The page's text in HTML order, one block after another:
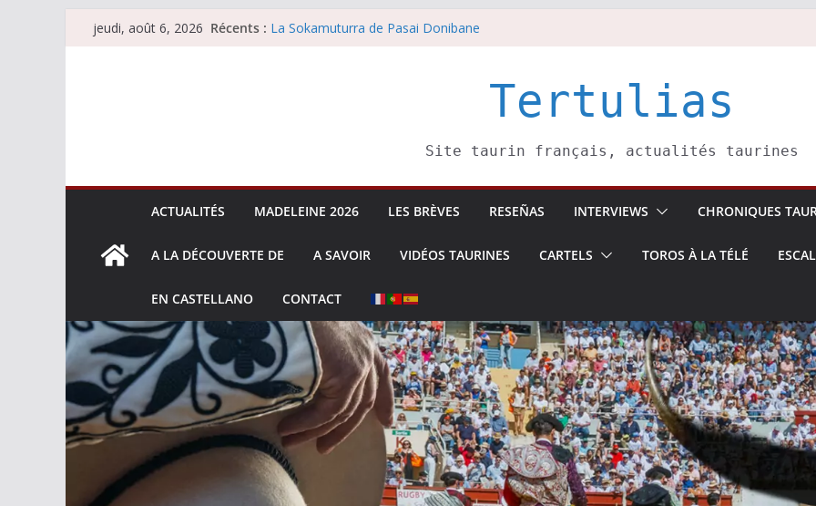
Passerjeudi, août 6, 2026 Récents : La Sokamuturra de Pasai Donibane
Tertulias
Site taurin français, actualités taurines
ACTUALITÉS MADELEINE 2026 LES BRÈVES RESEÑAS INTERVIEWS CHRONIQUES
A LA DÉCOUVERTE DE A SAVOIR VIDÉOS TAURINES CARTELS TOROS À LA TÉLÉ
EN CASTELLANO CONTACT